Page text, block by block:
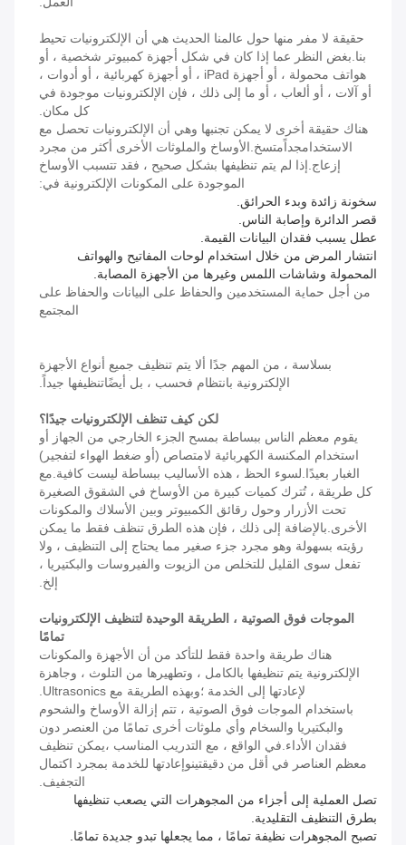
حقيقة لا مفر منها حول عالمنا الحديث هي أن الإلكترونيات تحيط
بنا.بغض النظر عما إذا كان في شكل أجهزة كمبيوتر شخصية ، أو
هواتف محمولة ، أو أجهزة iPad ، أو أجهزة كهربائية ، أو أدوات ،
أو آلات ، أو ألعاب ، أو ما إلى ذلك ، فإن الإلكترونيات موجودة في
كل مكان.
هناك حقيقة أخرى لا يمكن تجنبها وهي أن الإلكترونيات تحصل مع
الاستخدامجداًمتسخ.الأوساخ والملوثات الأخرى أكثر من مجرد
إزعاج.إذا لم يتم تنظيفها بشكل صحيح ، فقد تتسبب الأوساخ
الموجودة على المكونات الإلكترونية في:
سخونة زائدة وبدء الحرائق.
قصر الدائرة وإصابة الناس.
عطل يسبب فقدان البيانات القيمة.
انتشار المرض من خلال استخدام لوحات المفاتيح والهواتف
المحمولة وشاشات اللمس وغيرها من الأجهزة المصابة.
من أجل حماية المستخدمين والحفاظ على البيانات والحفاظ على
المجتمع
بسلاسة ، من المهم جدًا ألا يتم تنظيف جميع أنواع الأجهزة
الإلكترونية بانتظام فحسب ، بل أيضًاتنظيفها جيداً.
لكن كيف تنظف الإلكترونيات جيدًا؟
يقوم معظم الناس ببساطة بمسح الجزء الخارجي من الجهاز أو
استخدام المكنسة الكهربائية لامتصاص (أو ضغط الهواء لتفجير)
الغبار بعيدًا.لسوء الحظ ، هذه الأساليب ببساطة ليست كافية.مع
كل طريقة ، تُترك كميات كبيرة من الأوساخ في الشقوق الصغيرة
تحت الأزرار وحول رقائق الكمبيوتر وبين الأسلاك والمكونات
الأخرى.بالإضافة إلى ذلك ، فإن هذه الطرق تنظف فقط ما يمكن
رؤيته بسهولة وهو مجرد جزء صغير مما يحتاج إلى التنظيف ، ولا
تفعل سوى القليل للتخلص من الزيوت والفيروسات والبكتيريا ،
إلخ.
الموجات فوق الصوتية ، الطريقة الوحيدة لتنظيف الإلكترونيات
تمامًا
هناك طريقة واحدة فقط للتأكد من أن الأجهزة والمكونات
الإلكترونية يتم تنظيفها بالكامل ، وتطهيرها من التلوث ، وجاهزة
لإعادتها إلى الخدمة ؛وبهذه الطريقة مع Ultrasonics.
باستخدام الموجات فوق الصوتية ، تتم إزالة الأوساخ والشحوم
والبكتيريا والسخام وأي ملوثات أخرى تمامًا من العنصر دون
فقدان الأداء.في الواقع ، مع التدريب المناسب ،يمكن تنظيف
معظم العناصر في أقل من دقيقتينوإعادتها للخدمة بمجرد اكتمال
التجفيف.
تصل العملية إلى أجزاء من المجوهرات التي يصعب تنظيفها
بطرق التنظيف التقليدية.
تصبح المجوهرات نظيفة تمامًا ، مما يجعلها تبدو جديدة تمامًا.